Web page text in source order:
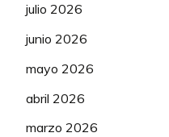
julio 2026
junio 2026
mayo 2026
abril 2026
marzo 2026